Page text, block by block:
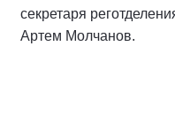
секретаря
Артем Молчанов.